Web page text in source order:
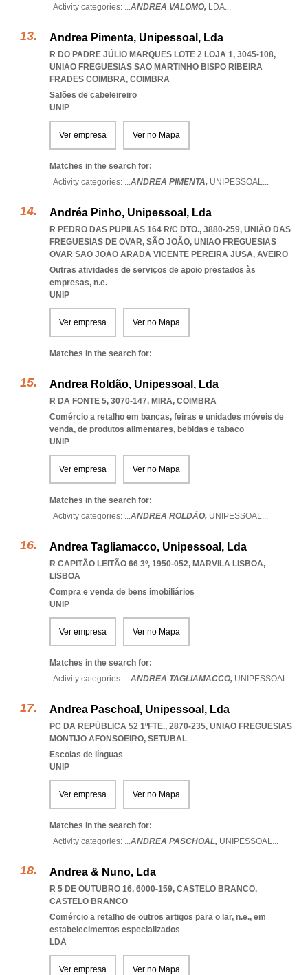
Activity categories: ...ANDREA VALOMO, LDA...
Andrea Pimenta, Unipessoal, Lda
R DO PADRE JÚLIO MARQUES LOTE 2 LOJA 1, 3045-108,
UNIAO FREGUESIAS SAO MARTINHO BISPO RIBEIRA
FRADES COIMBRA, COIMBRA
Salões de cabeleireiro
UNIP
Ver empresa Ver no Mapa
Matches in the search for:
Activity categories: ...ANDREA PIMENTA, UNIPESSOAL...
Andréa Pinho, Unipessoal, Lda
R PEDRO DAS PUPILAS 164 R/C DTO., 3880-259, UNIÃO DAS
FREGUESIAS DE OVAR, SÃO JOÃO, UNIAO FREGUESIAS
OVAR SAO JOAO ARADA VICENTE PEREIRA JUSA, AVEIRO
Outras atividades de serviços de apoio prestados às
empresas, n.e.
UNIP
Ver empresa Ver no Mapa
Matches in the search for:
Andrea Roldão, Unipessoal, Lda
R DA FONTE 5, 3070-147, MIRA, COIMBRA
Comércio a retalho em bancas, feiras e unidades móveis de
venda, de produtos alimentares, bebidas e tabaco
UNIP
Ver empresa Ver no Mapa
Matches in the search for:
Activity categories: ...ANDREA ROLDÃO, UNIPESSOAL...
Andrea Tagliamacco, Unipessoal, Lda
R CAPITÃO LEITÃO 66 3º, 1950-052, MARVILA LISBOA,
LISBOA
Compra e venda de bens imobiliários
UNIP
Ver empresa Ver no Mapa
Matches in the search for:
Activity categories: ...ANDREA TAGLIAMACCO, UNIPESSOAL...
Andrea Paschoal, Unipessoal, Lda
PC DA REPÚBLICA 52 1ºFTE., 2870-235, UNIAO FREGUESIAS
MONTIJO AFONSOEIRO, SETUBAL
Escolas de línguas
UNIP
Ver empresa Ver no Mapa
Matches in the search for:
Activity categories: ...ANDREA PASCHOAL, UNIPESSOAL...
Andrea & Nuno, Lda
R 5 DE OUTUBRO 16, 6000-159, CASTELO BRANCO,
CASTELO BRANCO
Comércio a retalho de outros artigos para o lar, n.e., em
estabelecimentos especializados
LDA
Ver empresa Ver no Mapa